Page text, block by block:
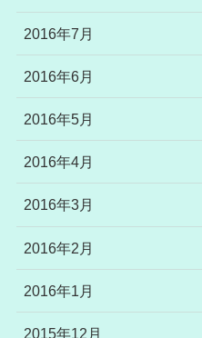
2016年7月
2016年6月
2016年5月
2016年4月
2016年3月
2016年2月
2016年1月
2015年12月